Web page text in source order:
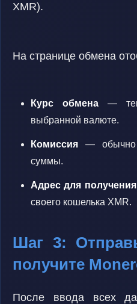
XMR).
На странице обмена
Курс обмена —
выбранной валюте.
Комиссия — обычно
суммы.
Адрес для
своего кошелька XMR.
Шаг 3:
получите
После ввода всех